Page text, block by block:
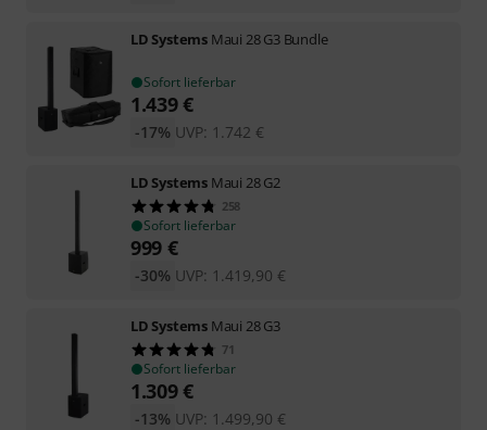
LD Systems Maui 28 G3 Bundle
Sofort lieferbar
1.439€
UVP: 1.742 €
-17%
LD Systems Maui 28 G2
258
Sofort lieferbar
999 €
UVP: 1.419,90 €
-30%
LD Systems Maui 28 G3
71
Sofort lieferbar
1.309€
UVP: 1.499,90 €
-13%